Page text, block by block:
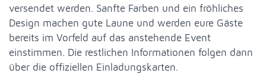
versendet werden. Sanfte Farben und ein fröhliches
Design machen gute Laune und werden eure Gäste
bereits im Vorfeld auf das anstehende Event
einstimmen. Die restlichen Informationen folgen dann
über die offiziellen Einladungskarten.